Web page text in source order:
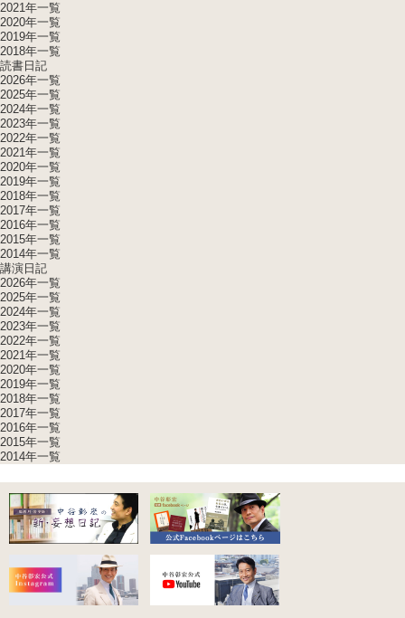
2021年一覧
2020年一覧
2019年一覧
2018年一覧
読書日記
2026年一覧
2025年一覧
2024年一覧
2023年一覧
2022年一覧
2021年一覧
2020年一覧
2019年一覧
2018年一覧
2017年一覧
2016年一覧
2015年一覧
2014年一覧
講演日記
2026年一覧
2025年一覧
2024年一覧
2023年一覧
2022年一覧
2021年一覧
2020年一覧
2019年一覧
2018年一覧
2017年一覧
2016年一覧
2015年一覧
2014年一覧